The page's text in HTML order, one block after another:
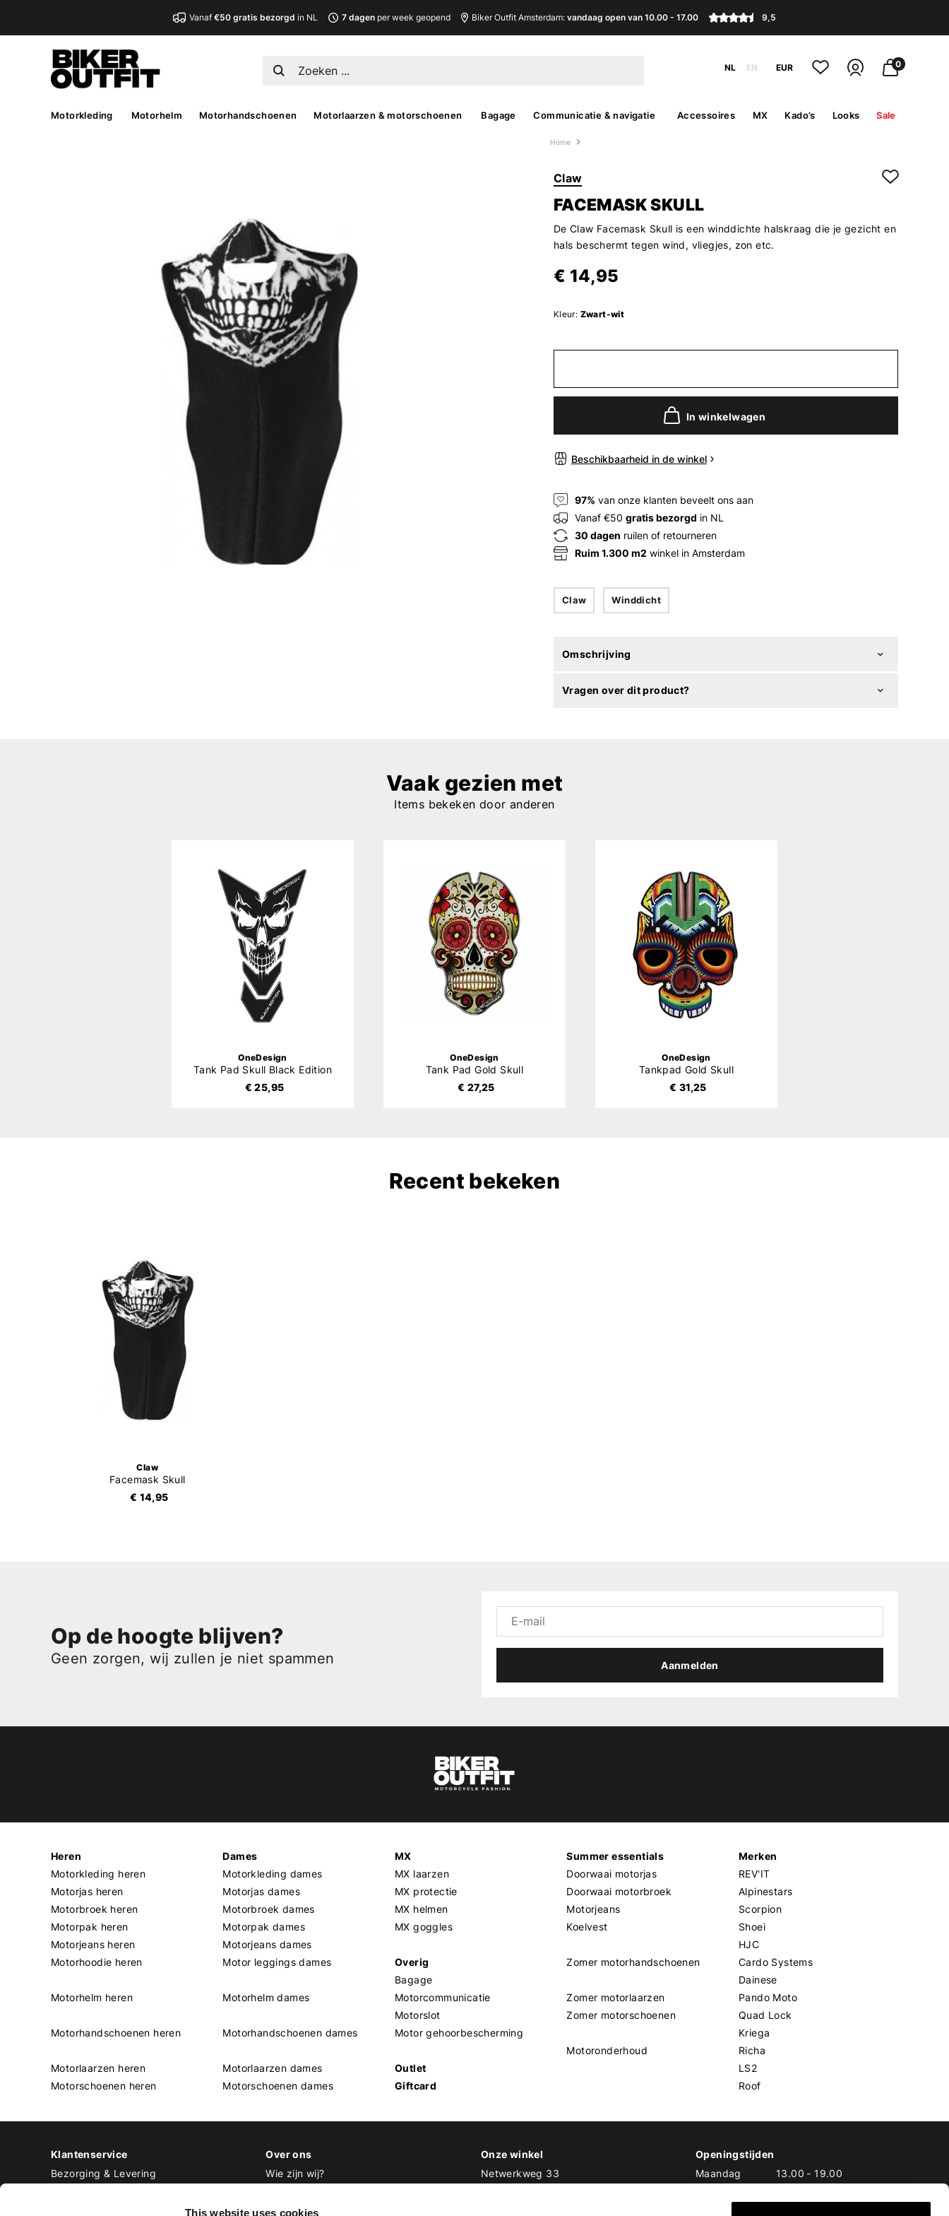
This website uses cookies
Vanaf €50 gratis bezorgd in NL 7 dagen per week geopend Biker Outfit Amsterdam:vandaag open van 10.00 - 17.00 9,5
NL EN EUR 0
Motorkleding Motorhelm Motorhandschoenen Motorlaarzen & motorschoenen Bagage Communicatie & navigatie Accessoires MX Kado’s Looks Sale
Home
Claw
FACEMASK SKULL
De Claw Facemask Skull is een winddichte halskraag die je gezicht en
hals beschermt tegen wind, vliegjes, zon etc.
€ 14,95
Kleur: Zwart-wit
In winkelwagen
Beschikbaarheid in de winkel
97% van onze klanten beveelt ons aan
Vanaf €50 gratis bezorgd in NL
30 dagen ruilen of retourneren
Ruim 1.300 m2 winkel in Amsterdam
Claw Winddicht
Omschrijving
Vragen over dit product?
Vaak gezien met
Items bekeken door anderen
OneDesign
Tank Pad Skull Black Edition
€ 25,95
OneDesign
Tank Pad Gold Skull
€ 27,25
OneDesign
Tankpad Gold Skull
€ 31,25
Recent bekeken
Claw
Facemask Skull
€ 14,95
Op de hoogte blijven?
Geen zorgen, wij zullen je niet spammen Aanmelden
Heren
Motorkleding heren
Motorjas heren
Motorbroek heren
Motorpak heren
Motorjeans heren
Motorhoodie heren
Motorhelm heren
Motorhandschoenen heren
Motorlaarzen heren
Motorschoenen heren
Dames
Motorkleding dames
Motorjas dames
Motorbroek dames
Motorpak dames
Motorjeans dames
Motor leggings dames
Motorhelm dames
Motorhandschoenen dames
Motorlaarzen dames
Motorschoenen dames
MX
MX laarzen
MX protectie
MX helmen
MX goggles
Overig
Bagage
Motorcommunicatie
Motorslot
Motor gehoorbescherming
Outlet
Giftcard
Summer essentials
Doorwaai motorjas
Doorwaai motorbroek
Motorjeans
Koelvest
Zomer motorhandschoenen
Zomer motorlaarzen
Zomer motorschoenen
Motoronderhoud
Merken
REV'IT
Alpinestars
Scorpion
Shoei
HJC
Cardo Systems
Dainese
Pando Moto
Quad Lock
Kriega
Richa
LS2
Roof
Klantenservice
Bezorging & Levering
Over ons
Wie zijn wij?
Werken bij Biker Outfit
Onze winkel
Netwerkweg 33
Openingstijden
Maandag
13.00 - 19.00
Woensdag
10.00-19.00